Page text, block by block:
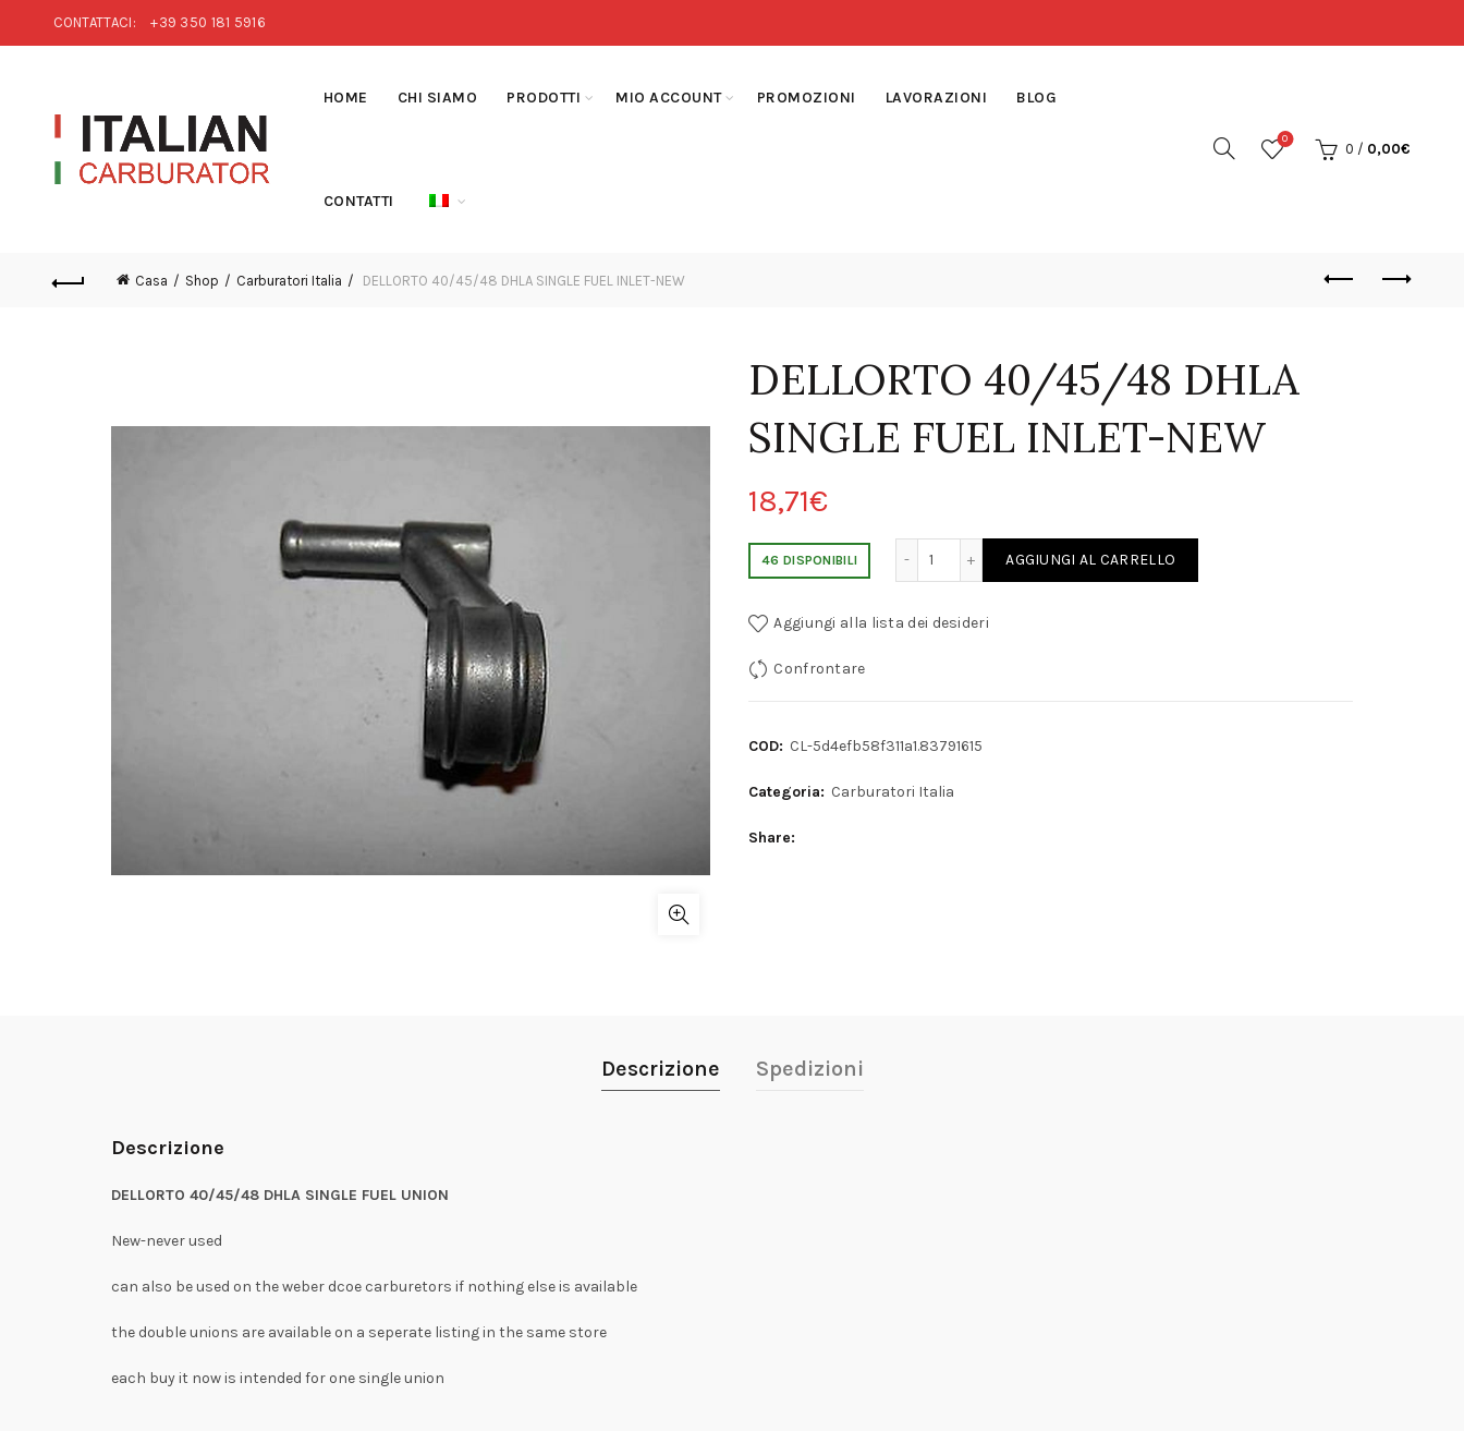
CONTATTACI: +39 350 181 5916
HOME CHI SIAMO PRODOTTI MIO ACCOUNT PROMOZIONI LAVORAZIONI BLOG
CONTATTI
0
0 / 0,00€
Casa Shop Carburatori Italia DELLORTO 40/45/48 DHLA SINGLE FUEL INLET-NEW
DELLORTO 40/45/48 DHLA
SINGLE FUEL INLET-NEW
18,71€
46 DISPONIBILI
DELLORTO 40/45/48 DHLA SINGLE FUEL INLET-NEW quantity
AGGIUNGI AL CARRELLO
Aggiungi alla lista dei desideri
Confrontare
COD: CL-5d4efb58f311a1.83791615
Categoria: Carburatori Italia
Share
Descrizione Spedizioni
Descrizione
DELLORTO 40/45/48 DHLA SINGLE FUEL UNION
New-never used
can also be used on the weber dcoe carburetors if nothing else is available
the double unions are available on a seperate listing in the same store
each buy it now is intended for one single union